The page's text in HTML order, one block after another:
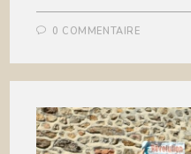
0 COMMENTAIRE